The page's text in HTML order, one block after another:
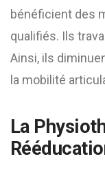
bénéficient des
qualifiés. Ils
Ainsi, ils
la mobilité
La